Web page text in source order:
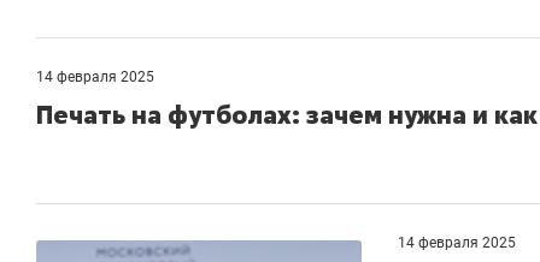
14 февраля 2025
Печать на футболах: зачем нужна и как
14 февраля 2025